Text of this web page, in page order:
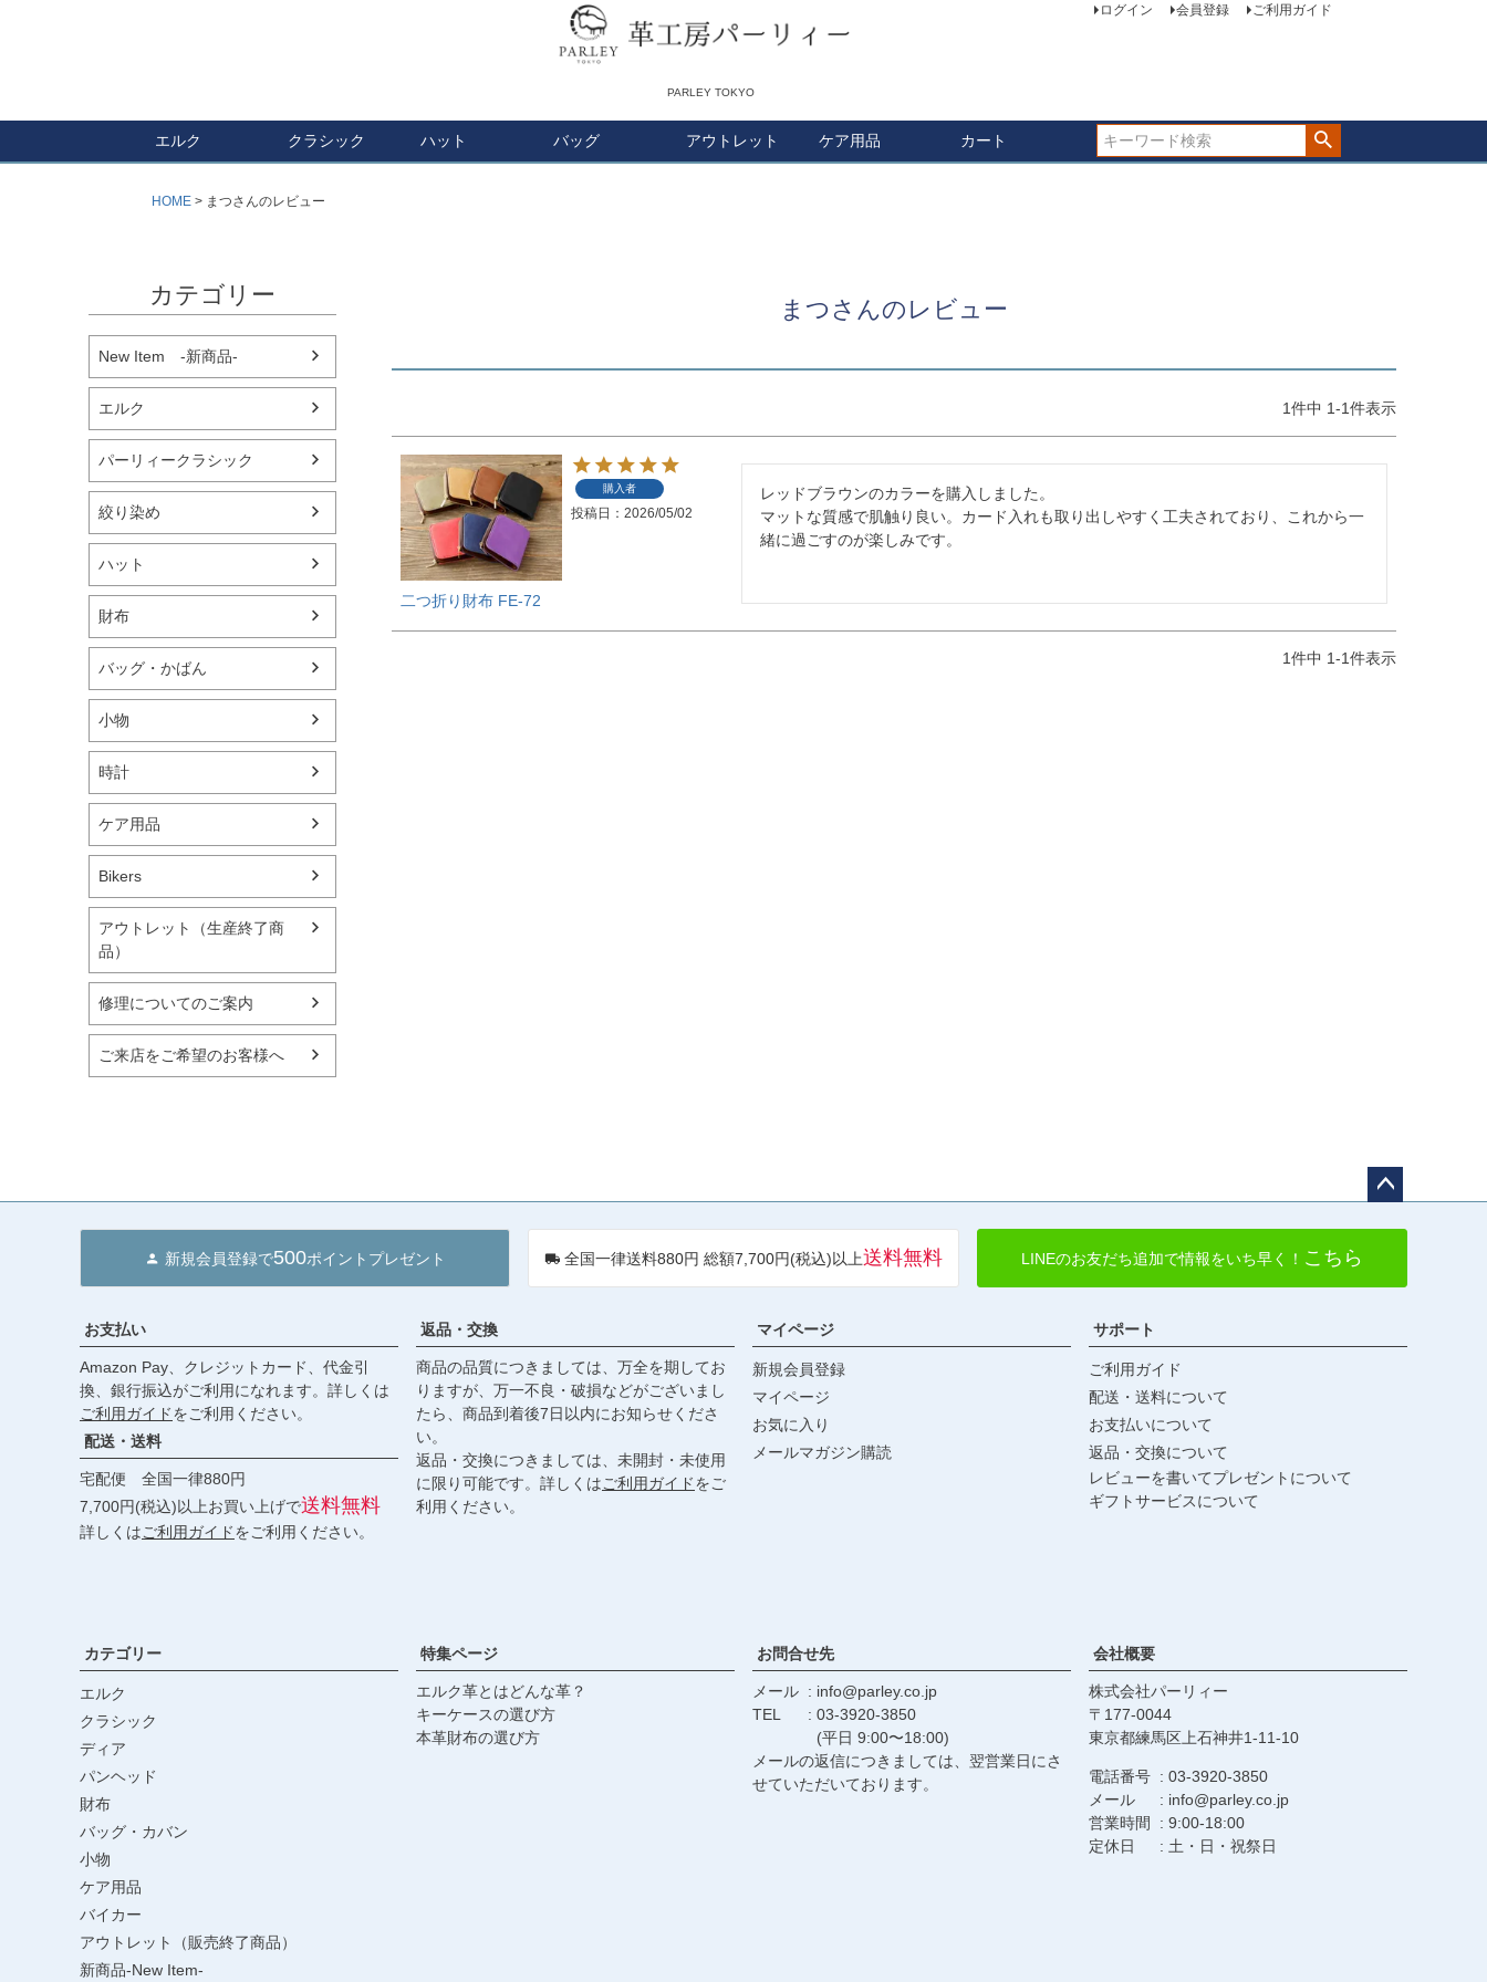
PARLEY TOKYO
ログイン 会員登録 ご利用ガイド
エルク クラシック ハット バッグ アウトレット ケア用品 カート
検索
HOME まつさんのレビュー
カテゴリー
New Item -新商品-
エルク
パーリィークラシック
絞り染め
ハット
財布
バッグ・かばん
小物
時計
ケア用品
Bikers
アウトレット（生産終了商
品）
修理についてのご案内
ご来店をご希望のお客様へ
まつさんのレビュー
1件中 1-1件表示
二つ折り財布 FE-72
購入者
投稿日 2026/05/02
レッドブラウンのカラーを購入しました。
マットな質感で肌触り良い。カード入れも取り出しやすく工夫されており、これから一
緒に過ごすのが楽しみです。
1件中 1-1件表示
へ
新規会員登録で500ポイントプレゼント 全国一律送料880円 総額7,700円(税込)以上送料無料 LINEのお友だち追加で情報をいち早く！ こちら
お支払い
Amazon Pay、クレジットカード、代金引
換、銀行振込がご利用になれます。詳しくは
ご利用ガイドをご利用ください。
配送・送料
宅配便 全国一律880円
7,700円(税込)以上お買い上げで送料無料
詳しくはご利用ガイドをご利用ください。
返品・交換
商品の品質につきましては、万全を期してお
りますが、万一不良・破損などがございまし
たら、商品到着後7日以内にお知らせくださ
い。
返品・交換につきましては、未開封・未使用
に限り可能です。詳しくはご利用ガイドをご
利用ください。
マイページ
新規会員登録
マイページ
お気に入り
メールマガジン購読
サポート
ご利用ガイド
配送・送料について
お支払いについて
返品・交換について
レビューを書いてプレゼントについて
ギフトサービスについて
カテゴリー
エルク
クラシック
ディア
パンヘッド
財布
バッグ・カバン
小物
ケア用品
バイカー
アウトレット（販売終了商品）
新商品-New Item-
特集ページ
エルク革とはどんな革？
キーケースの選び方
本革財布の選び方
お問合せ先
メール
info@parley.co.jp
TEL
03-3920-3850
(平日 9:00〜18:00)
メールの返信につきましては、翌営業日にさ
せていただいております。
会社概要
株式会社パーリィー
177-0044
東京都練馬区上石神井1-11-10
電話番号
03-3920-3850
メール
info@parley.co.jp
営業時間
9:00-18:00
定休日
土・日・祝祭日